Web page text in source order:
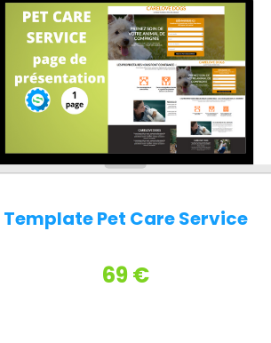
Template Pet Care Service
69 €